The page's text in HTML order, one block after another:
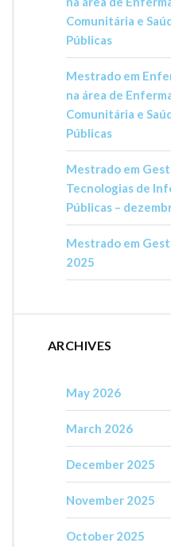
Comunitária e
Públicas
Mestrado em
na área de
Comunitária e
Públicas
Mestrado em
Tecnologias de
Públicas –
Mestrado em
2025
ARCHIVES
May 2026
March 2026
December 2025
November 2025
October 2025